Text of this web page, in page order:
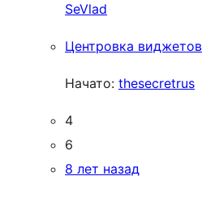
SeVlad
Центровка
Начато: thesecretrus
4
6
8 лет назад